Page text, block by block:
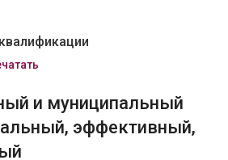
и муниципальный
эффективный,